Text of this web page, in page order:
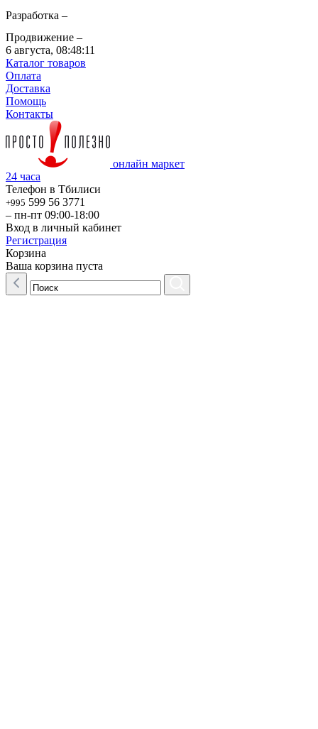
Разработка –
Продвижение –
6 августа, 08:48:11
Каталог товаров
Оплата
Доставка
Помощь
Контакты
онлайн маркет
24 часа
Телефон в Тбилиси
+995 599 56 3771
– пн-пт 09:00-18:00
Вход в личный кабинет
Регистрация
Корзина
Ваша корзина пуста